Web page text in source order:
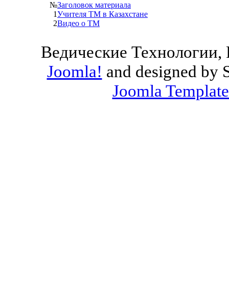
№Заголовок материала
1Учителя ТМ в Казахстане
2Видео о ТМ
Ведические Технологии,
Joomla! and designed by
Joomla